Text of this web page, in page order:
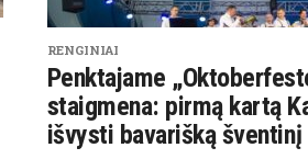
RENGINIAI
Penktajame
staigmena: pirmą kartą
išvysti bavarišką